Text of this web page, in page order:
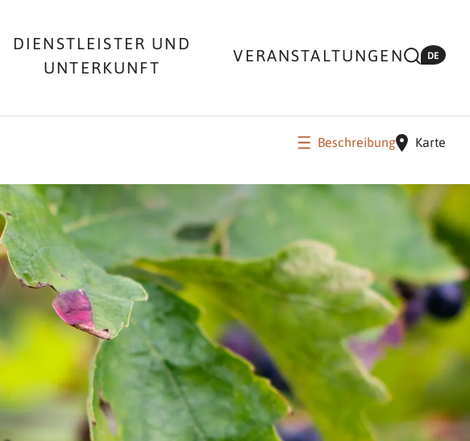
DIENSTLEISTER UND
UNTERKUNFT
VERANSTALTUNGEN DE
Beschreibung Karte